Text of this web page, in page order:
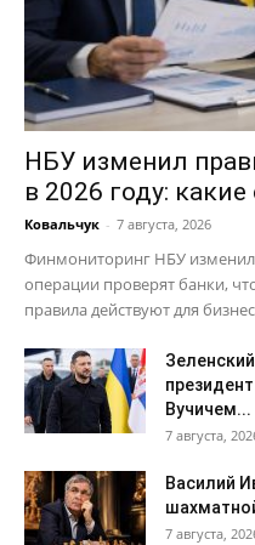
НБУ изменил
в 2026 году:
Ковальчук - 7 августа, 2026
Финмониторинг НБУ
операции проверят банки,
правила действуют для
Вучичем...
7 августа,
Василий
7 августа,